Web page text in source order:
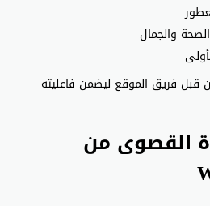
والجمال
قبل فريق الموقع ليضمن فاعليته
القصوى من